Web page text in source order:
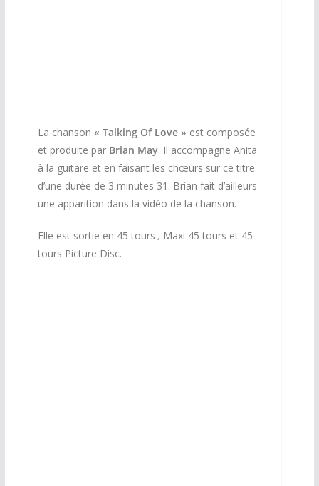
La chanson « Talking Of Love » est composée
et produite par Brian May. Il accompagne Anita
à la guitare et en faisant les chœurs sur ce titre
d’une durée de 3 minutes 31. Brian fait d’ailleurs
une apparition dans la vidéo de la chanson.
Elle est sortie en 45 tours , Maxi 45 tours et 45
tours Picture Disc.